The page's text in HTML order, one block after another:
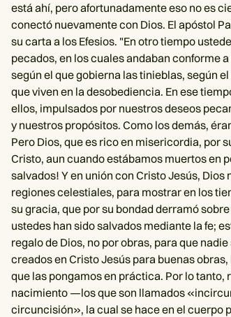
está ahí, pero afortunadamente eso no es
conectó nuevamente con Dios. El apóstol
su carta a los Efesios. "En otro tiempo
pecados, en los cuales andaban conforme
según el que gobierna las tinieblas, según
que viven en la desobediencia. En ese
ellos, impulsados por nuestros deseos
y nuestros propósitos. Como los demás,
Pero Dios, que es rico en misericordia, por
Cristo, aun cuando estábamos muertos en
salvados! Y en unión con Cristo Jesús,
regiones celestiales, para mostrar en los
su gracia, que por su bondad derramó
ustedes han sido salvados mediante la fe;
regalo de Dios, no por obras, para que
creados en Cristo Jesús para buenas
que las pongamos en práctica. Por lo
nacimiento —los que son llamados
circuncisión», la cual se hace en el cuerpo